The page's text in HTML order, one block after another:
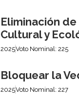
Eliminación
Cultural y
2025Voto Nominal: 225
Bloquear la
2025Voto Nominal: 227